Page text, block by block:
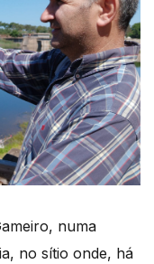
numa
no sítio onde, há